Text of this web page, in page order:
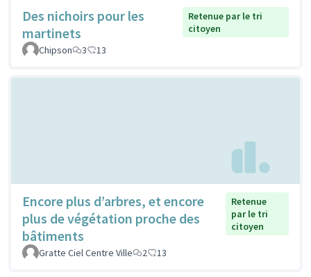
Des nichoirs pour les
martinets
Retenue par le tri
citoyen
Chipson
3 13
Encore plus d’arbres, et encore
plus de végétation proche des
bâtiments
Retenue
par le tri
citoyen
Gratte Ciel Centre Ville 2 13